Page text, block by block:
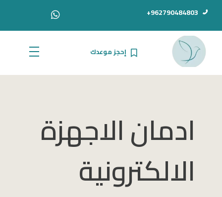
962790484803+
الدكتور أحمد سامي دبور
إحجز موعدك
ادمان الاجهزة
الالكترونية